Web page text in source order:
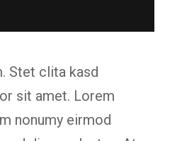
Stet clita kasd
sit amet. Lorem
nonumy eirmod